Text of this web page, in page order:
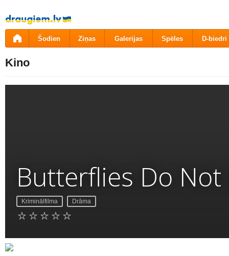
Pāriet
uz
saturu
Šodien Ziņas Galerijas Spēles D-biedri
Kino
Butterflies Do
Kriminālfilma Drāma